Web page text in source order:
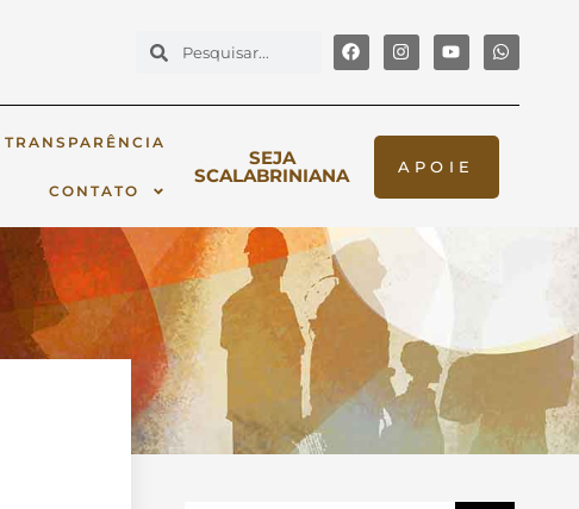
TRANSPARÊNCIA
CONTATO
SEJA
SCALABRINIANA APOIE